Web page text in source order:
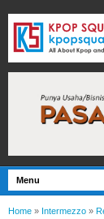
Home » Intermezzo »